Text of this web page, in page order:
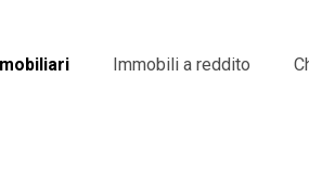
Immobili a reddito